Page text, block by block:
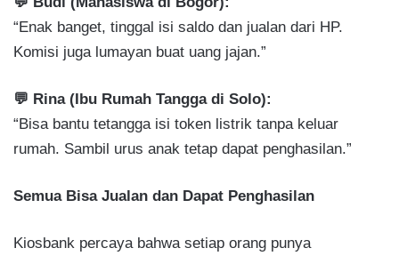
“Enak banget, tinggal isi saldo dan jualan dari HP.
Komisi juga lumayan buat uang jajan.”
💬 Rina (Ibu Rumah Tangga di Solo):
“Bisa bantu tetangga isi token listrik tanpa keluar
rumah. Sambil urus anak tetap dapat penghasilan.”
Semua Bisa Jualan dan Dapat Penghasilan
Kiosbank percaya bahwa setiap orang punya